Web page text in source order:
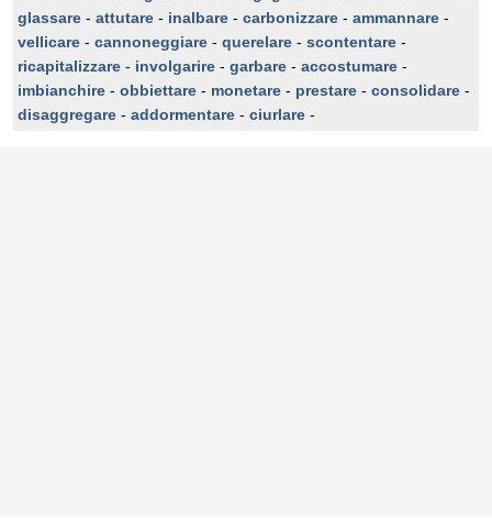
glassare - attutare - inalbare - carbonizzare - ammannare -
vellicare - cannoneggiare - querelare - scontentare -
ricapitalizzare - involgarire - garbare - accostumare -
imbianchire - obbiettare - monetare - prestare - consolidare -
disaggregare - addormentare - ciurlare -